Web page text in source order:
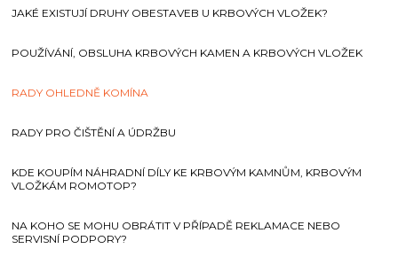
JAKÉ EXISTUJÍ DRUHY OBESTAVEB U KRBOVÝCH VLOŽEK?
POUŽÍVÁNÍ, OBSLUHA KRBOVÝCH KAMEN A KRBOVÝCH VLOŽEK
RADY OHLEDNĚ KOMÍNA
RADY PRO ČIŠTĚNÍ A ÚDRŽBU
KDE KOUPÍM NÁHRADNÍ DÍLY KE KRBOVÝM KAMNŮM, KRBOVÝM
VLOŽKÁM ROMOTOP?
NA KOHO SE MOHU OBRÁTIT V PŘÍPADĚ REKLAMACE NEBO
SERVISNÍ PODPORY?